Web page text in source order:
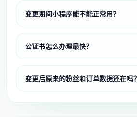
变更期间小程序能不能正常用？
公证书怎么办理最快？
变更后原来的粉丝和订单数据还在吗？